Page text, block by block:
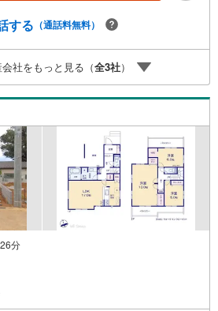
お支払いさせて頂きます！詳しくはスタッ
！2.チャイルドスペース、授乳室、ベビ
にもファミリーに優しい『あったら良い
！ミルク用浄水サーバー、紙おむつ、ア
室2部屋、各ブースモニター等
する （通話料無料）
社をもっと見る（全3社）
分